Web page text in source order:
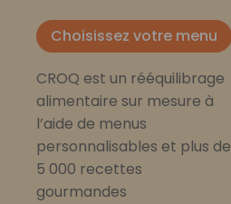
Choisissez votre menu
CROQ est un rééquilibrage
alimentaire sur mesure à
l’aide de menus
personnalisables et plus de
5 000 recettes
gourmandes